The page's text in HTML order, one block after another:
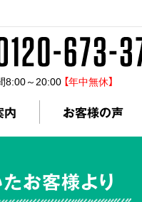
8:00～20:00 【年中無休】
内 お客様の声
お客様より